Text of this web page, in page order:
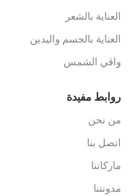
العناية بالشعر
العناية بالجسم واليدين
واقي الشمس
روابط مفيدة
من نحن
اتصل بنا
ماركاتنا
مدونتنا